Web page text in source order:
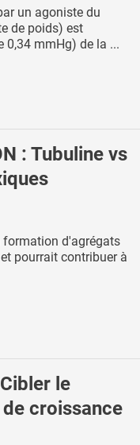
un agoniste du
de poids) est
0,34 mmHg) de la ...
: Tubuline vs
formation d'agrégats
pourrait contribuer à
le
croissance